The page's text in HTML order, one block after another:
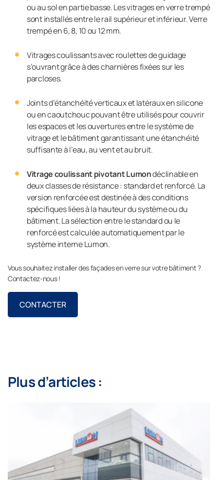
ou au sol en partie basse. Les vitrages en verre trempé
sont installés entre le rail supérieur et inférieur. Verre
trempé en 6, 8, 10 ou 12 mm.
Vitrages coulissants avec roulettes de guidage
s’ouvrant grâce à des charnières fixées sur les
parcloses.
Joints d’étanchéité verticaux et latéraux en silicone
ou en caoutchouc pouvant être utilisés pour couvrir
les espaces et les ouvertures entre le système de
vitrage et le bâtiment garantissant une étanchéité
suffisante à l’eau, au vent et au bruit.
Vitrage coulissant pivotant Lumondéclinable en
deux classes de résistance : standard et renforcé. La
version renforcée est destinée à des conditions
spécifiques liées à la hauteur du système ou du
bâtiment. La sélection entre le standard ou le
renforcé est calculée automatiquement par le
système interne Lumon.
Vous souhaitez installer des façades en verre sur votre bâtiment ?
Contactez-nous !
CONTACTER
Plus d’articles :